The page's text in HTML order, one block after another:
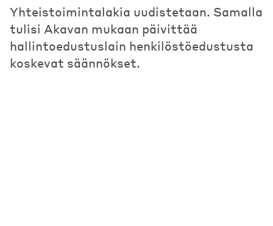
Yhteistoimintalakia uudistetaan. Samalla
tulisi Akavan mukaan päivittää
hallintoedustuslain henkilöstöedustusta
koskevat säännökset.